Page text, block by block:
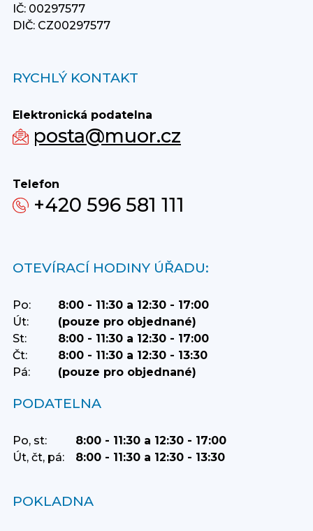
IČ: 00297577
DIČ: CZ00297577
RYCHLÝ KONTAKT
Elektronická podatelna
posta@muor.cz
Telefon
+420 596 581 111
OTEVÍRACÍ HODINY ÚŘADU:
Po:
8:00 - 11:30 a 12:30 - 17:00
Út:
(pouze pro objednané)
St:
8:00 - 11:30 a 12:30 - 17:00
Čt:
8:00 - 11:30 a 12:30 - 13:30
Pá:
(pouze pro objednané)
PODATELNA
Po, st:
8:00 - 11:30 a 12:30 - 17:00
Út, čt, pá:
8:00 - 11:30 a 12:30 - 13:30
POKLADNA